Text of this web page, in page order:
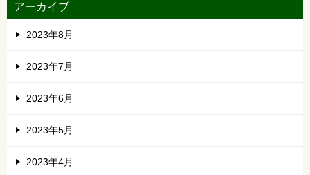
アーカイブ
2023年8月
2023年7月
2023年6月
2023年5月
2023年4月